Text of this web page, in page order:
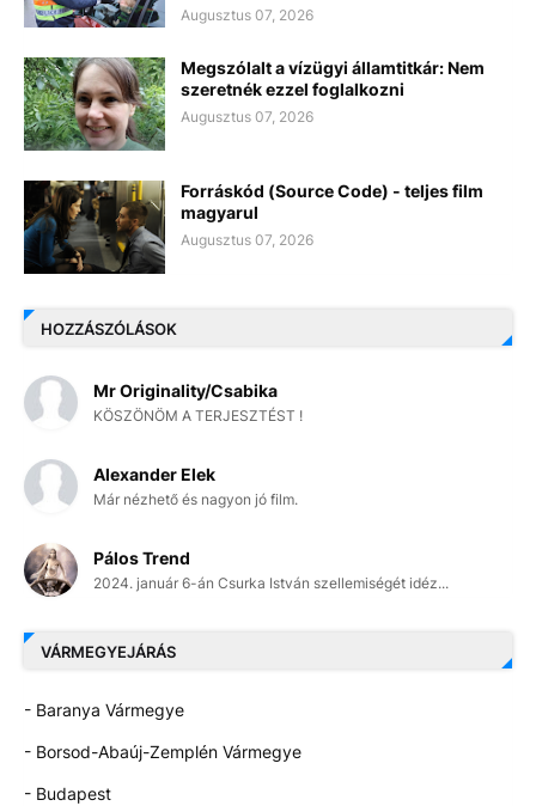
Augusztus 07, 2026
Megszólalt a vízügyi államtitkár: Nem
szeretnék ezzel foglalkozni
Augusztus 07, 2026
Forráskód (Source Code) - teljes film
magyarul
Augusztus 07, 2026
HOZZÁSZÓLÁSOK
Mr Originality/Csabika
KÖSZÖNÖM A TERJESZTÉST !
Alexander Elek
Már nézhető és nagyon jó film.
Pálos Trend
2024. január 6-án Csurka István szellemiségét idéz...
VÁRMEGYEJÁRÁS
- Baranya Vármegye
- Borsod-Abaúj-Zemplén Vármegye
- Budapest